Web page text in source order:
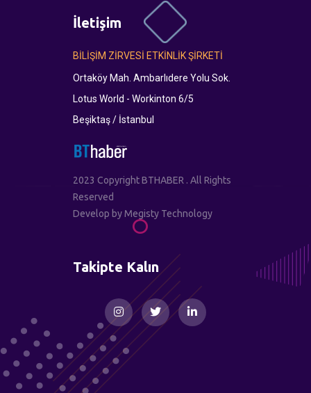
İletişim
BİLİŞİM ZİRVESİ ETKİNLİK ŞİRKETİ
Ortaköy Mah. Ambarlıdere Yolu Sok.
Lotus World - Workinton 6/5
Beşiktaş / İstanbul
2023 Copyright BTHABER . All Rights
Reserved
Develop byMegisty Technology
Takipte Kalın